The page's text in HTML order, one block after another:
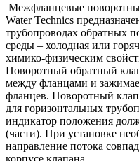
Межфланцевые
Water Technics
трубопроводах обратных
среды – холодная или
химико-физическим
Поворотный обратный
между фланцами и
фланцев. Поворотный
для горизонтальных
индикатор положения
(части). При установке
направление потока
корпусе клапана.